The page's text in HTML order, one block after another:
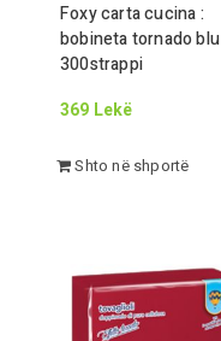
Foxy carta cucina :
bobineta tornado blu
300strappi
369 Lekë
Shto në shportë